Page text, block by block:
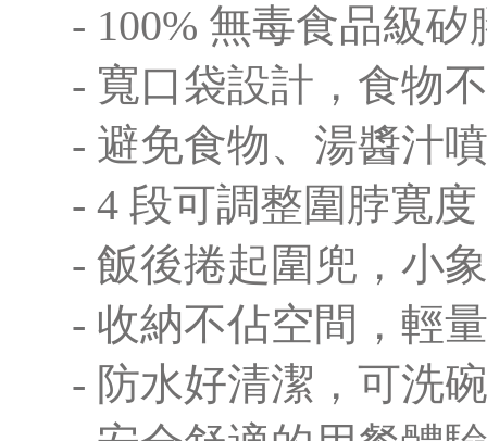
- 100% 無毒食品級矽
- 寬口袋設計，食物
- 避免食物、湯醬汁
- 4 段可調整圍脖寬度
- 飯後捲起圍兜，小
- 收納不佔空間，輕
- 防水好清潔，可洗